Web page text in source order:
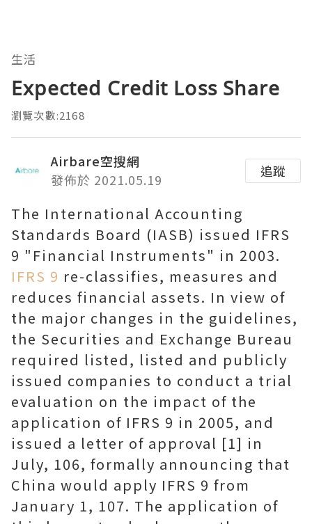
生活
Expected Credit Loss Share
瀏覽次數:2168
Airbare空搜網
發佈於 2021.05.19
追蹤
The International Accounting
Standards Board (IASB) issued IFRS
9 "Financial Instruments" in 2003.
IFRS 9 re-classifies, measures and
reduces financial assets. In view of
the major changes in the guidelines,
the Securities and Exchange Bureau
required listed, listed and publicly
issued companies to conduct a trial
evaluation on the impact of the
application of IFRS 9 in 2005, and
issued a letter of approval [1] in
July, 106, formally announcing that
China would apply IFRS 9 from
January 1, 107. The application of